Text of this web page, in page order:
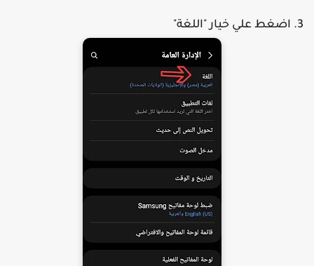
اضغط علي خيار "اللغة"